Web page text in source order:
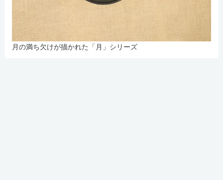
月の満ち欠けが描かれた「月」シリーズ